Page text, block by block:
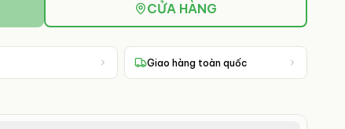
CỬA HÀNG
Giao hàng toàn quốc